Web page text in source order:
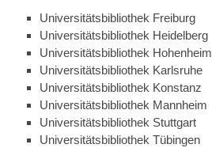
Universitätsbibliothek Freiburg
Universitätsbibliothek Heidelberg
Universitätsbibliothek Hohenheim
Universitätsbibliothek Karlsruhe
Universitätsbibliothek Konstanz
Universitätsbibliothek Mannheim
Universitätsbibliothek Stuttgart
Universitätsbibliothek Tübingen